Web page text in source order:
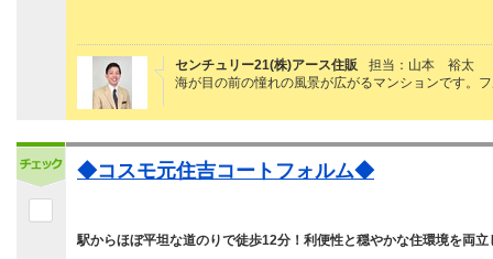
センチュリー21(株)アース住販
担当：山本 裕太
海が目の前の憧れの風景が広がるマンションです。
◆コスモ元住吉コートフォルム◆
駅からほぼ平坦な道のりで徒歩12分！利便性と穏やかな住環境を両立